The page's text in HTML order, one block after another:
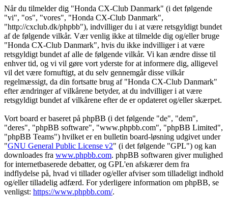
Når du tilmelder dig "Honda CX-Club Danmark" (i det følgende
"vi", "os", "vores", "Honda CX-Club Danmark",
"http://cxclub.dk/phpbb"), indvilliger du i at være retsgyldigt bundet
af de følgende vilkår. Vær venlig ikke at tilmelde dig og/eller bruge
"Honda CX-Club Danmark", hvis du ikke indvilliger i at være
retsgyldigt bundet af alle de følgende vilkår. Vi kan ændre disse til
enhver tid, og vi vil gøre vort yderste for at informere dig, alligevel
vil det være fornuftigt, at du selv gennemgår disse vilkår
regelmæssigt, da din fortsatte brug af "Honda CX-Club Danmark"
efter ændringer af vilkårene betyder, at du indvilliger i at være
retsgyldigt bundet af vilkårene efter de er opdateret og/eller skærpet.
Vort board er baseret på phpBB (i det følgende "de", "dem",
"deres", "phpBB software", "www.phpbb.com", "phpBB Limited",
"phpBB Teams") hvilket er en bulletin board-løsning udgivet under
"GNU General Public License v2" (i det følgende "GPL") og kan
downloades fra www.phpbb.com. phpBB softwaren giver mulighed
for internetbaserede debatter, og GPL'en afskærer dem fra
indflydelse på, hvad vi tillader og/eller afviser som tilladeligt indhold
og/eller tilladelig adfærd. For yderligere information om phpBB, se
venligst: https://www.phpbb.com/.